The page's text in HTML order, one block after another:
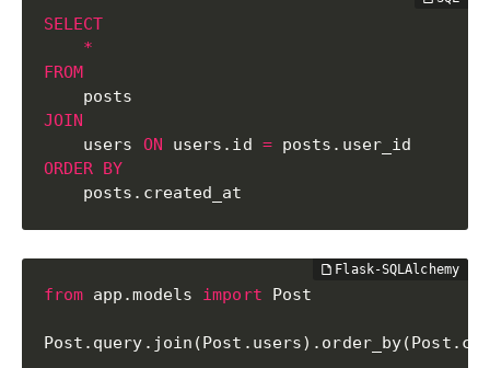
SELECT
*
FROM
JOIN
    users
ON users . id = posts .
ORDER BY
    posts
. created_at
from app .models import Post
Post . query . join ( Post . users) . order_by( Post .